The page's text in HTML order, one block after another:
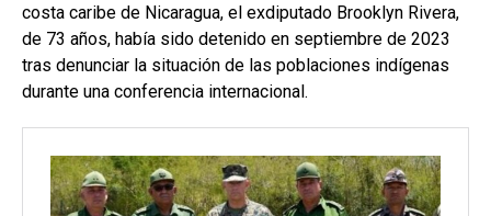
costa caribe de Nicaragua, el exdiputado Brooklyn Rivera,
de 73 años, había sido detenido en septiembre de 2023
tras denunciar la situación de las poblaciones indígenas
durante una conferencia internacional.